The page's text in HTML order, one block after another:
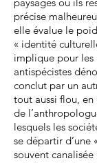
précise
elle évalue le
« identité
implique pour les
antispécistes
conclut par un
tout aussi flou, en
de
lesquels les
se départir d’une
souvent